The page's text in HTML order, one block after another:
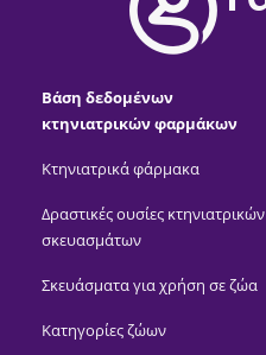
Βάση δεδομένων
κτηνιατρικών φαρμάκων
Κτηνιατρικά φάρμακα
Δραστικές ουσίες κτηνιατρικών
σκευασμάτων
Σκευάσματα για χρήση σε ζώα
Κατηγορίες ζώων